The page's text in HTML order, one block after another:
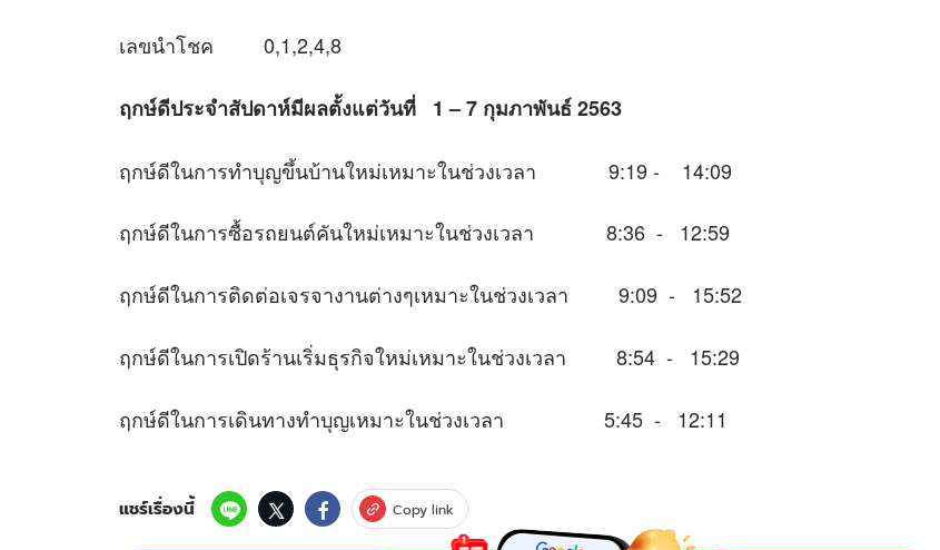
เลขนำโชค 0,1,2,4,8
ฤกษ์ดีประจำสัปดาห์มีผลตั้งแต่วันที่ 1 – 7 กุมภาพันธ์ 2563
ฤกษ์ดีในการทำบุญขึ้นบ้านใหม่เหมาะในช่วงเวลา 9:19 - 14:09
ฤกษ์ดีในการซื้อรถยนต์คันใหม่เหมาะในช่วงเวลา 8:36 - 12:59
ฤกษ์ดีในการติดต่อเจรจางานต่างๆเหมาะในช่วงเวลา 9:09 - 15:52
ฤกษ์ดีในการเปิดร้านเริ่มธุรกิจใหม่เหมาะในช่วงเวลา 8:54 - 15:29
ฤกษ์ดีในการเดินทางทำบุญเหมาะในช่วงเวลา 5:45 - 12:11
แชร์เรื่องนี้ Copy link